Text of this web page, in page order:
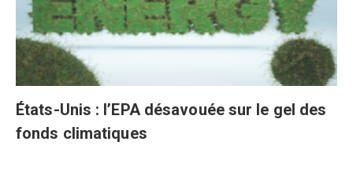
États-Unis : l’EPA désavouée sur le gel des
fonds climatiques